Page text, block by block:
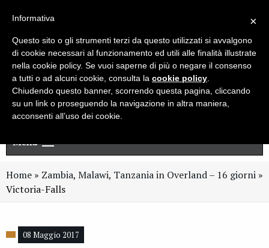
Newsletter
Menu
Home » Zambia, Malawi, Tanzania in Overland – 16 giorni »
Victoria-Falls
08 Maggio 2017
×
Informativa
Questo sito o gli strumenti terzi da questo utilizzati si avvalgono
di cookie necessari al funzionamento ed utili alle finalità illustrate
nella cookie policy. Se vuoi saperne di più o negare il consenso
a tutti o ad alcuni cookie, consulta la cookie policy
Chiudendo questo banner, scorrendo questa pagina, cliccando
su un link o proseguendo la navigazione in altra maniera,
acconsenti all’uso dei cookie.